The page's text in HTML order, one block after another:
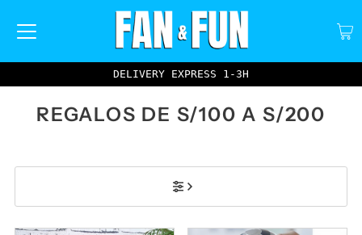
DELIVERY EXPRESS 1-3H
REGALOS DE S/100 A S/200